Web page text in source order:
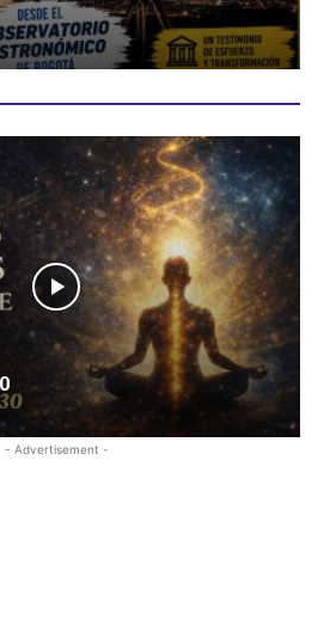
- Advertisement -